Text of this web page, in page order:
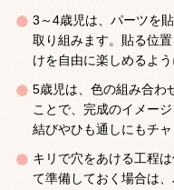
3～4歳児は、パーツを
取り組みます。貼る位
けを自由に楽しめるよう
5歳児は、色の組み合わ
ことで、完成のイメー
結びやひも通しにもチ
キリで穴をあける工程
て準備しておく場合は